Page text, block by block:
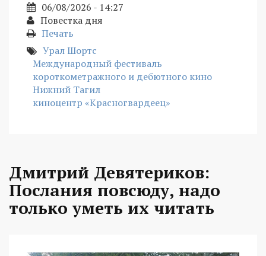
06/08/2026 - 14:27
Повестка дня
Печать
Урал Шортс
Международный фестиваль
короткометражного и дебютного кино
Нижний Тагил
киноцентр «Красногвардеец»
Дмитрий Девятериков:
Послания повсюду, надо
только уметь их читать